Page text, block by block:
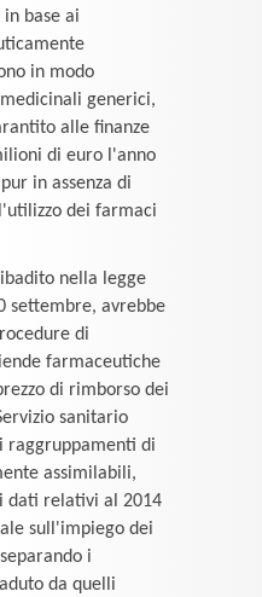
base ai
in modo
generici,
alle finanze
di euro l'anno
in assenza di
dei farmaci
nella legge
settembre, avrebbe
di
farmaceutiche
di rimborso dei
sanitario
raggruppamenti di
assimilabili,
dati relativi al 2014
sull'impiego dei
i
da quelli